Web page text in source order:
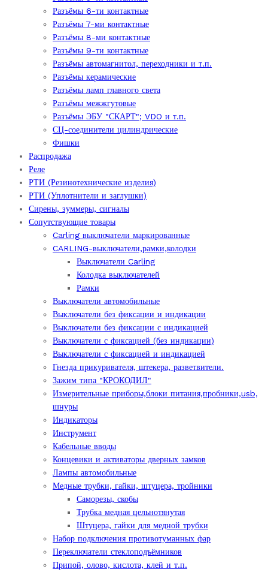
Разъёмы 6-ти контактные
Разъёмы 7-ми контактные
Разъёмы 8-ми контактные
Разъёмы 9-ти контактные
Разъёмы автомагнитол, переходники и т.п.
Разъёмы керамические
Разъёмы ламп главного света
Разъёмы межжгутовые
Разъёмы ЭБУ "СКАРТ"; VDO и т.п.
СЦ-соединители цилиндрические
Фишки
Распродажа
Реле
РТИ (Резинотехнические изделия)
РТИ (Уплотнители и заглушки)
Сирены, зуммеры, сигналы
Сопутствующие товары
Carling выключатели маркированные
CARLING-выключатели,рамки,колодки
Выключатели Carling
Колодка выключателей
Рамки
Выключатели автомобильные
Выключатели без фиксации и индикации
Выключатели без фиксации с индикацией
Выключатели с фиксацией (без индикации)
Выключатели с фиксацией и индикацией
Гнезда прикуривателя, штекера, разветвители.
Зажим типа "КРОКОДИЛ"
Измерительные приборы,блоки питания,пробники,usb,
шнуры
Индикаторы
Инструмент
Кабельные вводы
Концевики и активаторы дверных замков
Лампы автомобильные
Медные трубки, гайки, штуцера, тройники
Саморезы, скобы
Трубка медная цельнотянутая
Штуцера, гайки для медной трубки
Набор подключения противотуманных фар
Переключатели стеклоподъёмников
Припой, олово, кислота, клей и т.п.